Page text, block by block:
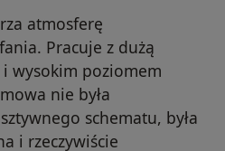
atmosferę
Pracuje z dużą
wysokim poziomem
nie była
schematu, była
i rzeczywiście